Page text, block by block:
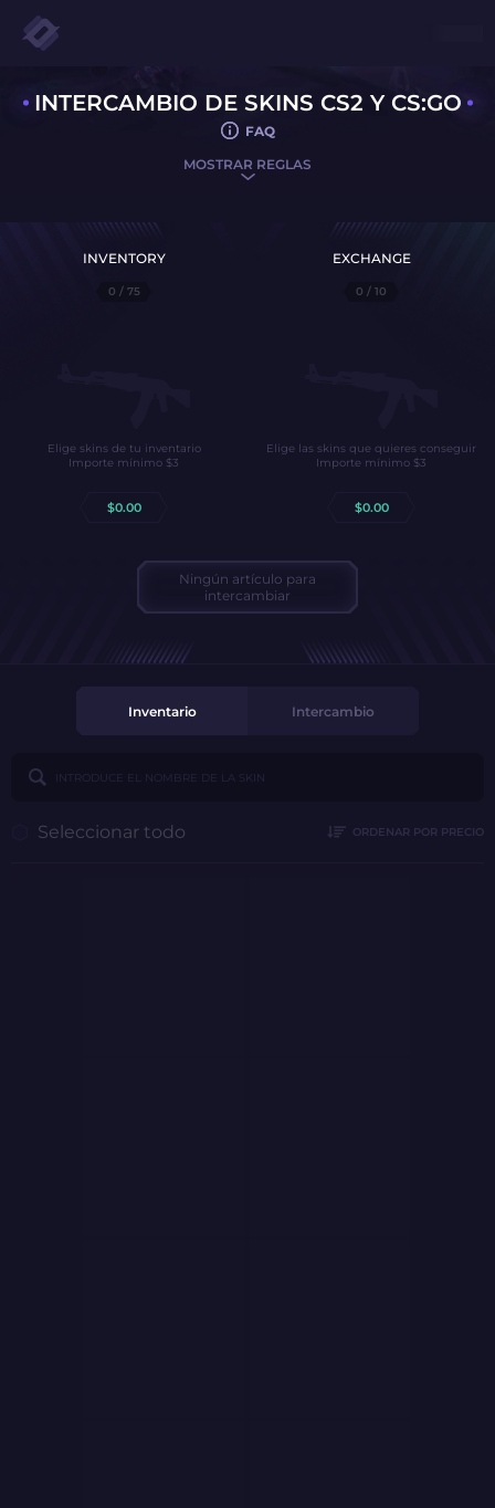
INTERCAMBIO DE SKINS CS2 Y CS:GO
FAQ
MOSTRAR REGLAS
0 / 75
INVENTORY
Elige skins de tu inventario
Importe mínimo $3
$0.00
Ningún artículo para
intercambiar
0 / 10
EXCHANGE
Elige las skins que quieres conseguir
Importe mínimo $3
$0.00
Inventario Intercambio
Seleccionar todo ORDENAR POR PRECIO